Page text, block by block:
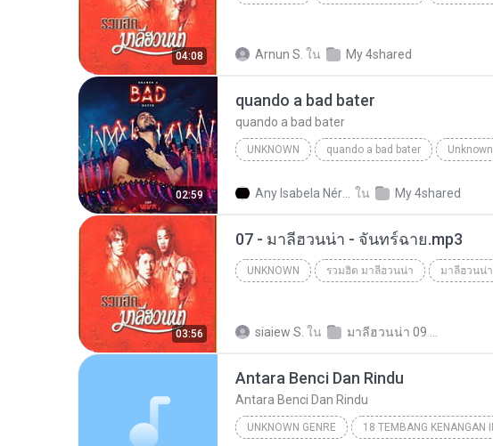
04:08 Arnun S. ใน My 4shared
02:59
quando a bad bater
quando a bad bater
UNKNOWN quando a bad bater Unknown
ใน My 4shared
03:56
07 - มาลีฮวนน่า - จันทร์ฉาย.mp3
UNKNOWN รวมฮิต มาลีฮวนน่า มาลีฮวนน่า
siaiew S. ใน
Antara Benci Dan Rindu
Antara Benci Dan Rindu
UNKNOWN GENRE